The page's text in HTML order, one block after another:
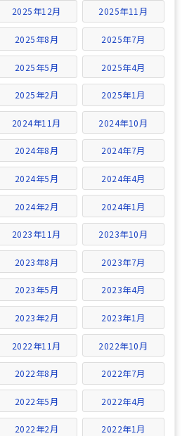
2025年12月 2025年11月
2025年8月 2025年7月
2025年5月 2025年4月
2025年2月 2025年1月
2024年11月 2024年10月
2024年8月 2024年7月
2024年5月 2024年4月
2024年2月 2024年1月
2023年11月 2023年10月
2023年8月 2023年7月
2023年5月 2023年4月
2023年2月 2023年1月
2022年11月 2022年10月
2022年8月 2022年7月
2022年5月 2022年4月
2022年2月 2022年1月